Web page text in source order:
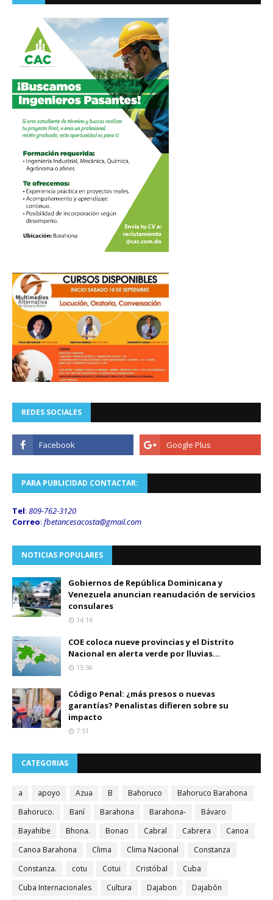
REDES SOCIALES
PARA PUBLICIDAD CONTACTAR:
Tel: 809-762-3120
Correo: fbetancesacosta@gmail.com
NOTICIAS POPULARES
Gobiernos de República Dominicana y
Venezuela anuncian reanudación de servicios
consulares
14:16
COE coloca nueve provincias y el Distrito
Nacional en alerta verde por lluvias...
13:58
Código Penal: ¿más presos o nuevas
garantías? Penalistas difieren sobre su
impacto
7:51
CATEGORIAS
a apoyo Azua B Bahoruco
Bahoruco Barahona
Bahoruco.
Baní Barahona Barahona-
Bávaro
Bayahibe
Bhona. Bonao Cabral Cabrera
Canoa
Canoa Barahona
Clima Clima Nacional
Constanza
Constanza.
cotu Cotui Cristóbal
Cuba
Cuba Internacionales
Cultura Dajabon
Dajabón